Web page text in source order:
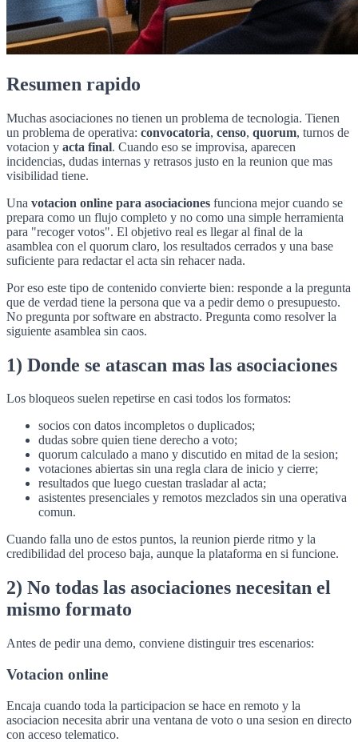
Resumen rapido
Muchas asociaciones no tienen un problema de tecnologia. Tienen
un problema de operativa: convocatoria, censo, quorum, turnos de
votacion y acta final. Cuando eso se improvisa, aparecen
incidencias, dudas internas y retrasos justo en la reunion que mas
visibilidad tiene.
Una votacion online para asociaciones funciona mejor cuando se
prepara como un flujo completo y no como una simple herramienta
para "recoger votos". El objetivo real es llegar al final de la
asamblea con el quorum claro, los resultados cerrados y una base
suficiente para redactar el acta sin rehacer nada.
Por eso este tipo de contenido convierte bien: responde a la pregunta
que de verdad tiene la persona que va a pedir demo o presupuesto.
No pregunta por software en abstracto. Pregunta como resolver la
siguiente asamblea sin caos.
1) Donde se atascan mas las asociaciones
Los bloqueos suelen repetirse en casi todos los formatos:
socios con datos incompletos o duplicados;
dudas sobre quien tiene derecho a voto;
quorum calculado a mano y discutido en mitad de la sesion;
votaciones abiertas sin una regla clara de inicio y cierre;
resultados que luego cuestan trasladar al acta;
asistentes presenciales y remotos mezclados sin una operativa
comun.
Cuando falla uno de estos puntos, la reunion pierde ritmo y la
credibilidad del proceso baja, aunque la plataforma en si funcione.
2) No todas las asociaciones necesitan el
mismo formato
Antes de pedir una demo, conviene distinguir tres escenarios:
Votacion online
Encaja cuando toda la participacion se hace en remoto y la
asociacion necesita abrir una ventana de voto o una sesion en directo
con acceso telematico.